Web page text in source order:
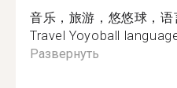
音乐，旅游，悠悠球，
Travel Yoyoball
Развернуть